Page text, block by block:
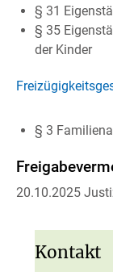
§ 31
§ 35
der Kinder
§ 3
20.10.2025
Kontakt